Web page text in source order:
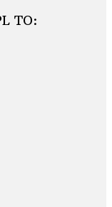
TO: